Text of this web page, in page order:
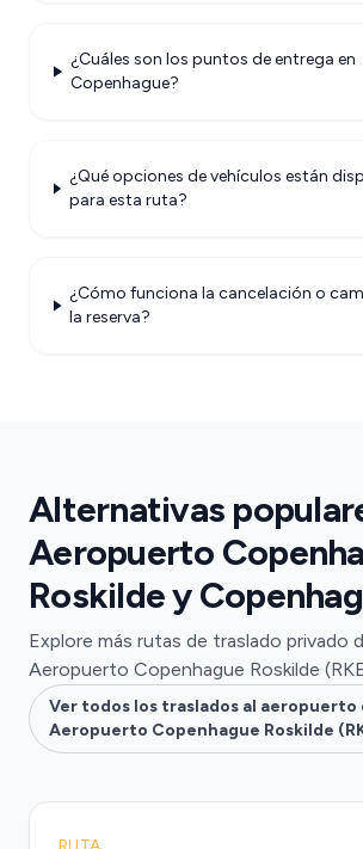
¿Cuáles son los puntos de entrega en
Copenhague?
¿Qué opciones de vehículos están
para esta ruta?
¿Cómo funciona la cancelación o
la reserva?
Alternativas
Aeropuerto
Roskilde y
Explore más rutas de traslado privado
Aeropuerto Copenhague Roskilde
Ver todos los traslados al aeropuerto
Aeropuerto Copenhague Roskilde